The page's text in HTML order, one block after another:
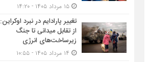
تغییر پارادایم در نبرد اوکراین:
از تقابل میدانی تا جنگ
زیرساخت‌های انرژی